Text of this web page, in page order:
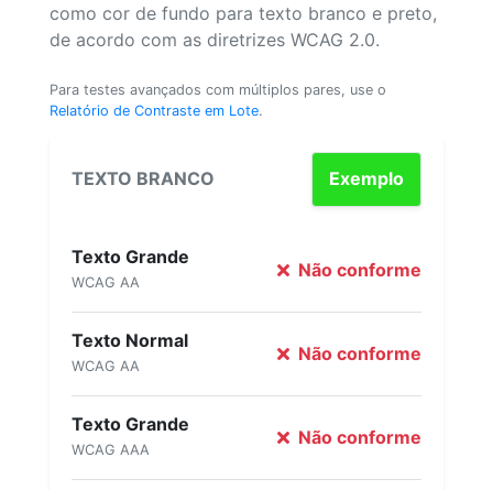
como cor de fundo para texto branco e preto,
de acordo com as diretrizes WCAG 2.0.
Para testes avançados com múltiplos pares, use o
Relatório de Contraste em Lote.
TEXTO BRANCO Exemplo
Texto Grande
WCAG AA
Não conforme
Texto Normal
WCAG AA
Não conforme
Texto Grande
WCAG AAA
Não conforme